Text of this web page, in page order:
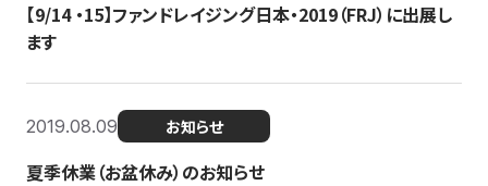
【9/14 ・15】ファンドレイジング日本・2019（FRJ）に出展し
ます
2019.08.09 お知らせ
夏季休業（お盆休み）のお知らせ